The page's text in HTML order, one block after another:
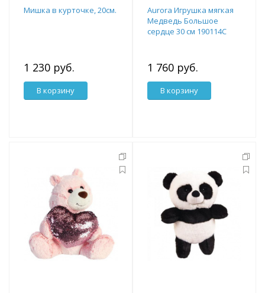
Мишка в курточке, 20см.
1 230 руб.
В корзину
Aurora Игрушка мягкая
Медведь Большое
сердце 30 см 190114C
1 760 руб.
В корзину